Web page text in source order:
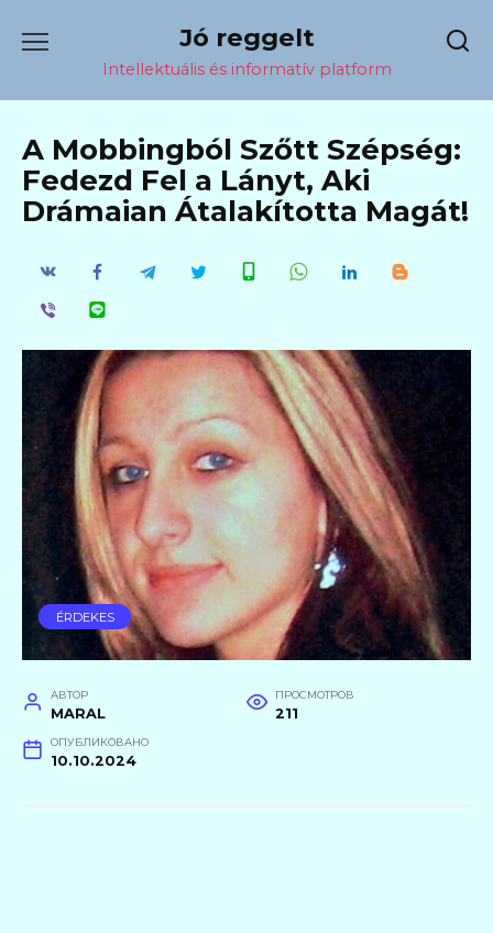
содержанию
Jó reggelt
Intellektuális és informatív platform
A Mobbingból Szőtt Szépség:
Fedezd Fel a Lányt, Aki
Drámaian Átalakította Magát!
ÉRDEKES
АВТОР
MARAL
ПРОСМОТРОВ
211
ОПУБЛИКОВАНО
10.10.2024